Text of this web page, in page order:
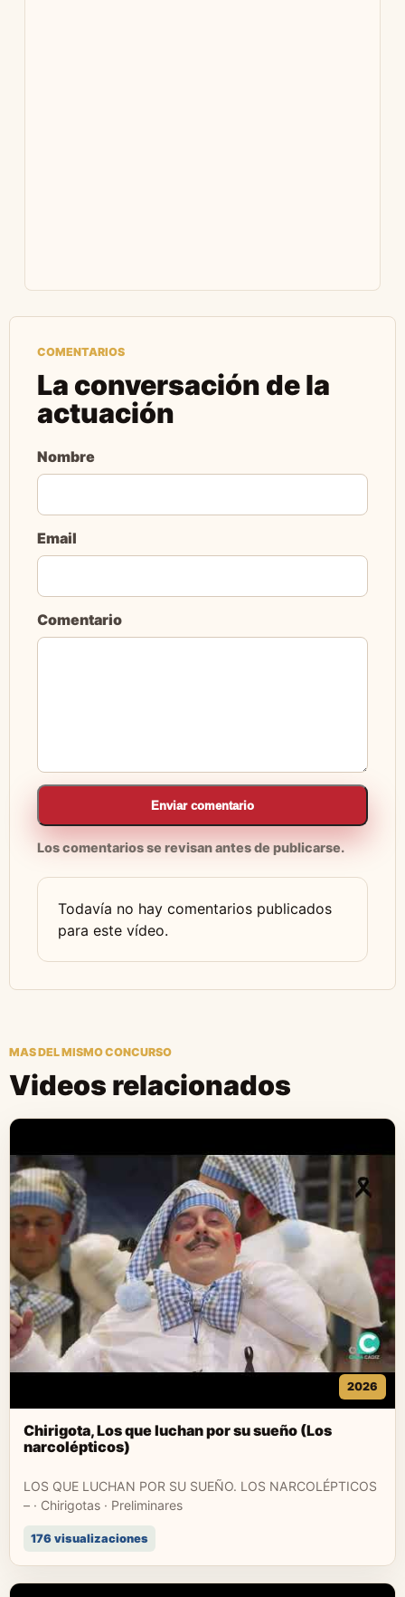
COMENTARIOS
La conversación de la
actuación
Nombre
Email
Comentario
Enviar comentario
Los comentarios se revisan antes de publicarse.
Todavía no hay comentarios publicados
para este vídeo.
MAS DEL MISMO CONCURSO
Videos relacionados
2026
Chirigota, Los que luchan por su sueño (Los
narcolépticos)
LOS QUE LUCHAN POR SU SUEÑO. LOS NARCOLÉPTICOS
– · Chirigotas · Preliminares
176 visualizaciones